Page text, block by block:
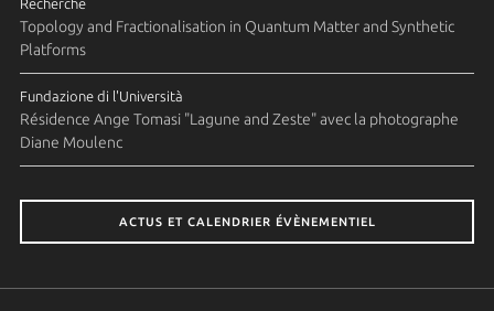
Topology and Fractionalisation in Quantum Matter and Synthetic
Platforms
Fundazione di l'Università
Résidence Ange Tomasi "Lagune and Zeste" avec la photographe
Diane Moulenc
ACTUS ET CALENDRIER ÉVÈNEMENTIEL